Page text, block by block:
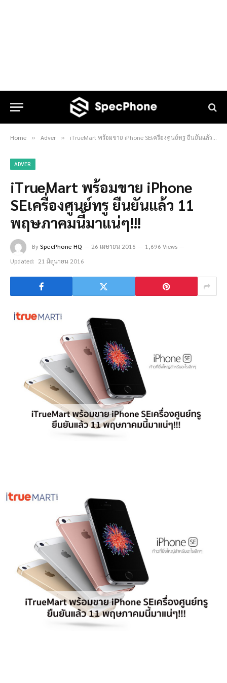
Home » Adver » iTrueMart พร้อมขาย iPhone SEเครื่องศูนย์ทรู ยืนยันแล้ว 11 พฤษภาคมนี้มาแน่ๆ!!!
ADVER
iTrueMart พร้อมขาย iPhone
SEเครื่องศูนย์ทรู ยืนยันแล้ว 11
พฤษภาคมนี้มาแน่ๆ!!!
BySpecPhone HQ 26 เมษายน 2016
1,696 Views
Updated: 21 มิถุนายน 2016